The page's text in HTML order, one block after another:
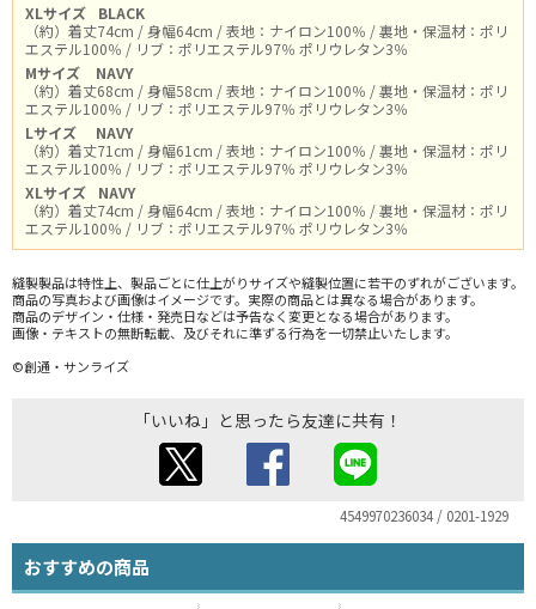
XLサイズ
BLACK
（約）着丈74cm / 身幅64cm / 表地：ナイロン100％ / 裏地・保温材：ポリ
エステル100％ / リブ：ポリエステル97％ ポリウレタン3％
Mサイズ
NAVY
（約）着丈68cm / 身幅58cm / 表地：ナイロン100％ / 裏地・保温材：ポリ
エステル100％ / リブ：ポリエステル97％ ポリウレタン3％
Lサイズ
NAVY
（約）着丈71cm / 身幅61cm / 表地：ナイロン100％ / 裏地・保温材：ポリ
エステル100％ / リブ：ポリエステル97％ ポリウレタン3％
XLサイズ
NAVY
（約）着丈74cm / 身幅64cm / 表地：ナイロン100％ / 裏地・保温材：ポリ
エステル100％ / リブ：ポリエステル97％ ポリウレタン3％
縫製製品は特性上、製品ごとに仕上がりサイズや縫製位置に若干のずれがございます。
商品の写真および画像はイメージです。実際の商品とは異なる場合があります。
商品のデザイン・仕様・発売日などは予告なく変更となる場合があります。
画像・テキストの無断転載、及びそれに準ずる行為を一切禁止いたします。
©創通・サンライズ
「いいね」と思ったら友達に共有！
4549970236034 / 0201-1929
おすすめの商品